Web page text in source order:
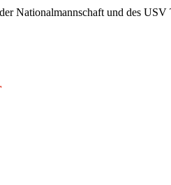
Nationalmannschaft und des USV